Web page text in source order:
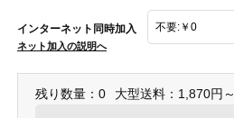
インターネット同時加入
ネット加入の説明へ
残り数量：0 大型送料：1,870円～